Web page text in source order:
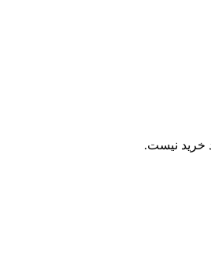
خرید نیست.